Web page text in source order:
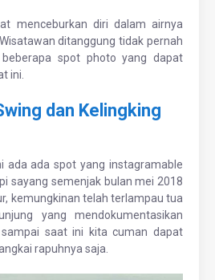
menceburkan diri dalam airnya
ditanggung tidak pernah
spot photo yang dapat
ini.
dan Kelingking
ada ada spot yang instagramable
sayang semenjak bulan mei 2018
kemungkinan telah terlampau tua
yang mendokumentasikan
saat ini kita cuman dapat
rapuhnya saja.